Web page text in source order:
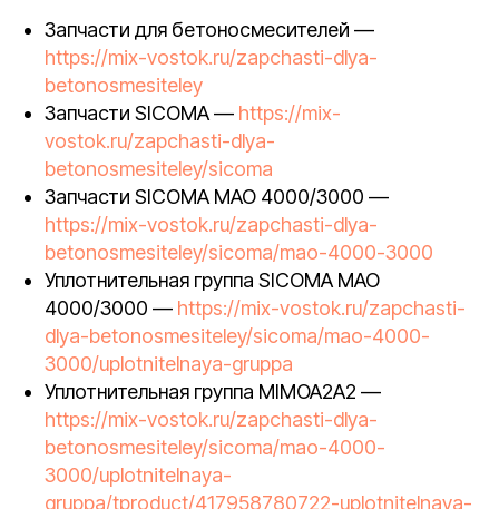
Запчасти для бетоносмесителей —
https://mix-vostok.ru/zapchasti-dlya-
betonosmesiteley
Запчасти SICOMA — https://mix-
vostok.ru/zapchasti-dlya-
betonosmesiteley/sicoma
Запчасти SICOMA MAO 4000/3000 —
https://mix-vostok.ru/zapchasti-dlya-
betonosmesiteley/sicoma/mao-4000-3000
Уплотнительная группа SICOMA MAO
4000/3000 — https://mix-vostok.ru/zapchasti-
dlya-betonosmesiteley/sicoma/mao-4000-
3000/uplotnitelnaya-gruppa
Уплотнительная группа MIMOA2A2 —
https://mix-vostok.ru/zapchasti-dlya-
betonosmesiteley/sicoma/mao-4000-
3000/uplotnitelnaya-
gruppa/tproduct/417958780722-uplotnitelnaya-